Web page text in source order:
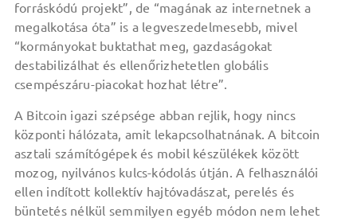
forráskódú projekt”, de “magának az internetnek a
megalkotása óta” is a legveszedelmesebb, mivel
“kormányokat buktathat meg, gazdaságokat
destabilizálhat és ellenőrizhetetlen globális
csempészáru-piacokat hozhat létre”.
A Bitcoin igazi szépsége abban rejlik, hogy nincs
központi hálózata, amit lekapcsolhatnának. A bitcoin
asztali számítógépek és mobil készülékek között
mozog, nyilvános kulcs-kódolás útján. A felhasználói
ellen indított kollektív hajtóvadászat, perelés és
büntetés nélkül semmilyen egyéb módon nem lehet